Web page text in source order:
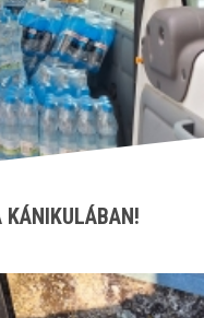
KÁNIKULÁBAN!